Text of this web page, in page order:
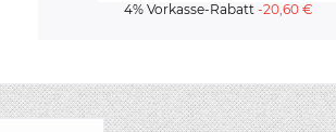
4% Vorkasse-Rabatt-20,60 €